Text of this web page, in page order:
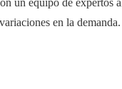
un equipo de expertos
en la demanda.